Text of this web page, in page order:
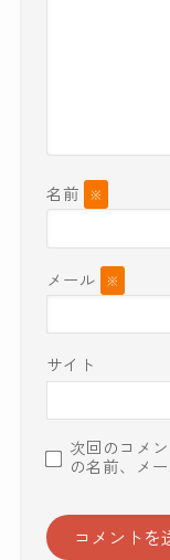
名前 ※
メール ※
サイト
次回のコメ
の名前、メ